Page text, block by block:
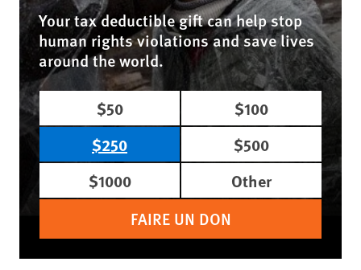
Your tax deductible gift can help stop
human rights violations and save lives
around the world.
$50
$100
$250
$500
$1000
Other
FAIRE UN DON